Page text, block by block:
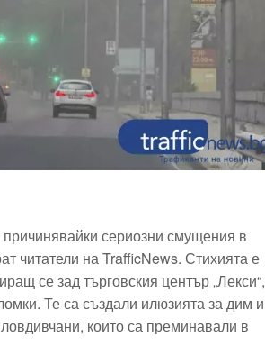
сериозни смущения в
читатели на TrafficNews. Стихията е
се зад търговския център „Лекси“,
Те са създали илюзията за дим и
които са преминавали в